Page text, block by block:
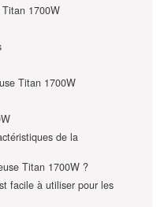
1700W
Titan 1700W
de la
Titan 1700W ?
facile à utiliser pour les